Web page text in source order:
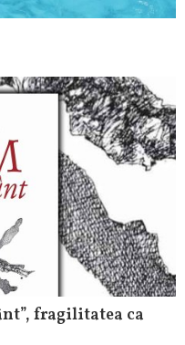
fragilitatea ca